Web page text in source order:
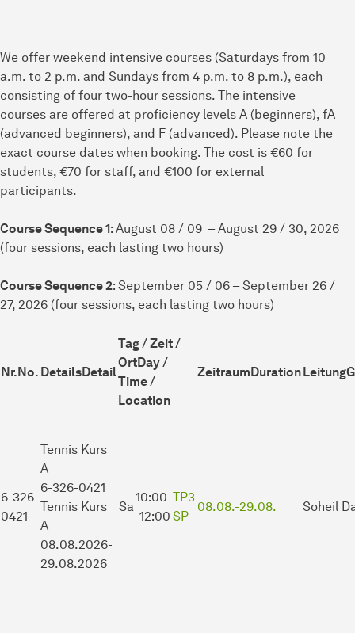
We offer weekend intensive courses (Saturdays from 10
a.m. to 2 p.m. and Sundays from 4 p.m. to 8 p.m.), each
consisting of four two-hour sessions. The intensive
courses are offered at proficiency levels A (beginners), fA
(advanced beginners), and F (advanced). Please note the
exact course dates when booking. The cost is €60 for
students, €70 for staff, and €100 for external
participants.
Course Sequence 1: August 08 / 09 – August 29 / 30, 2026
(four sessions, each lasting two hours)
Course Sequence 2: September 05 / 06 – September 26 /
27, 2026 (four sessions, each lasting two hours)
Nr.No. DetailsDetail
Tag / Zeit /
OrtDay /
Time /
Location
ZeitraumDurationLeitung
6-326-
0421
Tennis Kurs
A
6-326-0421
Tennis Kurs
A
08.08.2026-
29.08.2026
Sa
10:00
-12:00
TP3
SP
08.08.-29.08. Soheil